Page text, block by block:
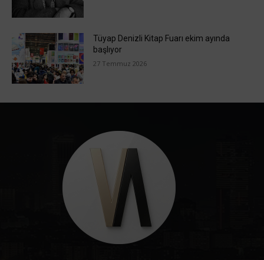
Tüyap Denizli Kitap Fuarı ekim ayında
başlıyor
27 Temmuz 2026